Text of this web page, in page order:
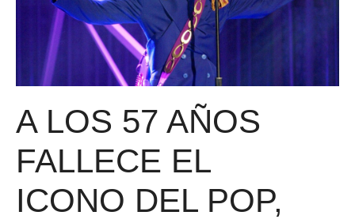
A LOS 57 AÑOS
FALLECE EL
ICONO DEL POP,